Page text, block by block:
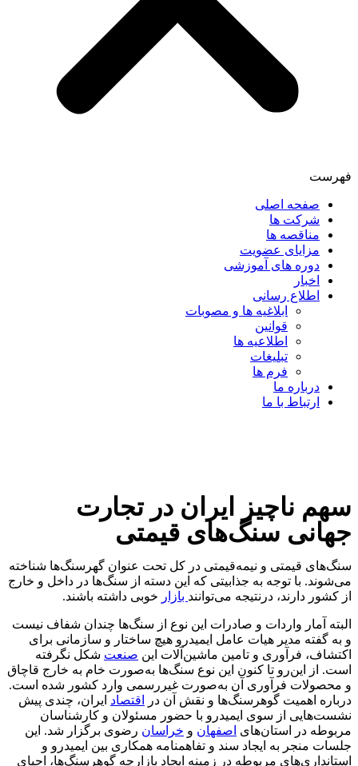
فهرست
صفحه اصلی
شرکت ها
مناقصه ها
مزایای عضویت
دوره های آموزشی
اخبار
اطلاع رسانی
ابلاغیه ها و مصوبات
قوانین
اطلاعیه ها
تبلیغات
فرم ها
درباره ما
ارتباط با ما
سهم ناچیز ایران در تجارت
جهانی سنگ‌های قیمتی
سنگ‌های قیمتی و نیمه‌قیمتی در کل تحت عنوان گهرسنگ‌ها شناخته
می‌شوند. با توجه به جذابیتی که این دسته از سنگ‌ها در داخل و خارج
از کشور دارند، درنتیجه می‌توانند بازار خوبی داشته باشند.
البته آمار واردات و صادرات این نوع از سنگ‌ها چندان شفاف نیست
و به گفته مدیر هیات عامل ایمیدرو هیچ ساختار و سازمانی برای
اکتشاف، فرآوری و تامین ماشین‌آلات این صنعت شکل نگرفته
است. از این‌رو تا کنون این نوع سنگ‌ها به‌صورت خام به خارج قاچاق
و محصولات فرآوری آن به‌صورت غیررسمی وارد کشور شده است.
درباره اهمیت گوهرسنگ‌ها و نقش آن در
اقتصاد ایران، چندی پیش
نشست‌هایی از سوی ایمیدرو با حضور مسئولان و کارشناسان
مربوطه در استان‌های اصفهان و خراسان رضوی برگزار شد. این
جلسات منجر به ایجاد سند و تفاهمنامه همکاری بین ایمیدرو و
استانداری‌های مربوطه در زمینه ایجاد بازارچه گوهرسنگ‌ها، احیای